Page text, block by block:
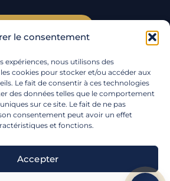
le consentement
expériences, nous utilisons des
cookies pour stocker et/ou accéder aux
Le fait de consentir à ces technologies
des données telles que le comportement
sur ce site. Le fait de ne pas
consentement peut avoir un effet
et fonctions.
Accepter
· Lexique · Plan du site · Qui
nous · Contact · Mentions
· Cookies · Gérer mes
cookies
Suivez-nous :